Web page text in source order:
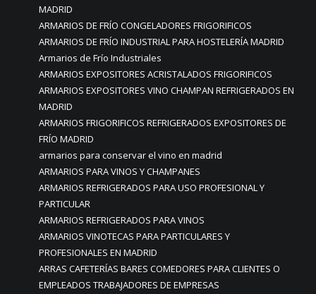
MADRID
ARMARIOS DE FRÍO CONGELADORES FRIGORIFICOS
ARMARIOS DE FRÍO INDUSTRIAL PARA HOSTELERÍA MADRID
Armarios de Frío Industriales
ARMARIOS EXPOSITORES ACRISTALADOS FRIGORIFICOS
ARMARIOS EXPOSITORES VINO CHAMPAN REFRIGERADOS EN
MADRID
ARMARIOS FRIGORIFICOS REFRIGERADOS EXPOSITORES DE
FRÍO MADRID
armarios para conservar el vino en madrid
ARMARIOS PARA VINOS Y CHAMPANES
ARMARIOS REFRIGERADOS PARA USO PROFESIONAL Y
PARTICULAR
ARMARIOS REFRIGERADOS PARA VINOS
ARMARIOS VINOTECAS PARA PARTICULARES Y
PROFESIONALES EN MADRID
ARRAS CAFETERÍAS BARES COMEDORES PARA CLIENTES O
EMPLEADOS TRABAJADORES DE EMPRESAS